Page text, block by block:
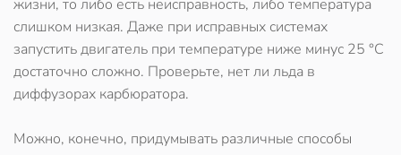
жизни, то либо есть неисправность, либо температура
слишком низкая. Даже при исправных системах
запустить двигатель при температуре ниже минус 25 °С
достаточно сложно. Проверьте, нет ли льда в
диффузорах карбюратора.
Можно, конечно, придумывать различные способы